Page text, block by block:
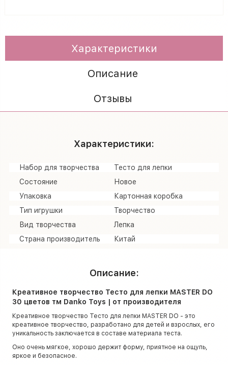
Характеристики
Описание
Отзывы
Характеристики:
Набор для творчества
Тесто для лепки
Состояние
Новое
Упаковка
Картонная коробка
Тип игрушки
Творчество
Вид творчества
Лепка
Страна производитель
Китай
Описание:
Креативное творчество Тесто для лепки MASTER DO
30 цветов тм Danko Toys | от производителя
Креативное творчество Тесто для лепки MASTER DO - это
креативное творчество, разработано для детей и взрослых, его
уникальность заключается в составе материала теста.
Оно очень мягкое, хорошо держит форму, приятное на ощупь,
яркое и безопасное.